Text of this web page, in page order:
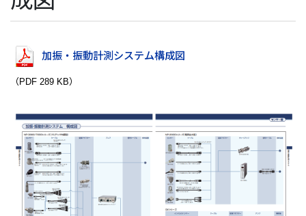
加振・振動計測システム構成図
（PDF 289 KB）